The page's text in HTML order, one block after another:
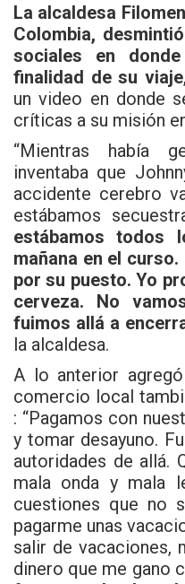
La alcaldesa
Colombia,
sociales en
finalidad de su viaje
un video en donde
críticas a su misión
“Mientras había
inventaba que
accidente cerebro
estábamos
estábamos
mañana en el
por su puesto. Yo
cerveza. No
fuimos allá a
la alcaldesa.
A lo anterior
comercio local
: “Pagamos con
y tomar desayuno.
autoridades de allá.
mala onda y mala
cuestiones que no
pagarme unas
salir de vacaciones,
dinero que me gano